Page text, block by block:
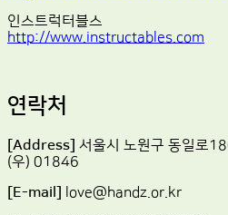
인스트럭터블스
http://www.instructables.com
연락처
[Address] 서울시 노원구 동일로
(우) 01846
[E-mail] love@handz.or.kr